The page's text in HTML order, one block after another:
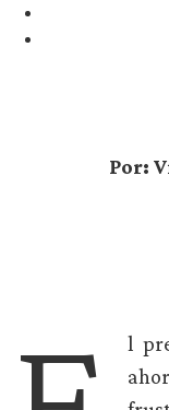
Por:
l